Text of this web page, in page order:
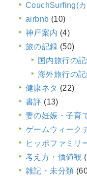
CouchSurfing(
airbnb (10)
神戸案内 (4)
旅の記録 (50)
国内旅行の
海外旅行の
健康ネタ (22)
書評 (13)
妻の妊娠・子育
ゲームウィーク
ヒッポファミリ
考え方・価値観
雑記・未分類